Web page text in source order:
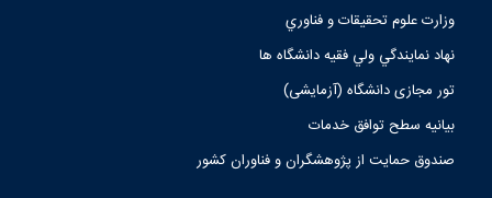
وزارت علوم تحقيقات و فناوري
نهاد نمايندگي ولي فقيه دانشگاه ها
تور مجازی دانشگاه (آزمایشی)
بیانیه سطح توافق خدمات
صندوق حمايت از پژوهشگران و فناوران كشور